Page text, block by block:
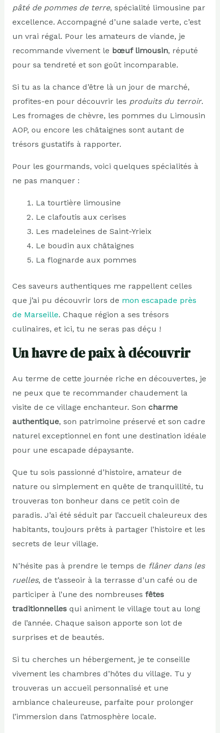
pâté de pommes de terre, spécialité limousine par
excellence. Accompagné d’une salade verte, c’est
un vrai régal. Pour les amateurs de viande, je
recommande vivement le bœuf limousin, réputé
pour sa tendreté et son goût incomparable.
Si tu as la chance d’être là un jour de marché,
profites-en pour découvrir les produits du terroir.
Les fromages de chèvre, les pommes du Limousin
AOP, ou encore les châtaignes sont autant de
trésors gustatifs à rapporter.
Pour les gourmands, voici quelques spécialités à
ne pas manquer :
La tourtière limousine
Le clafoutis aux cerises
Les madeleines de Saint-Yrieix
Le boudin aux châtaignes
La flognarde aux pommes
Ces saveurs authentiques me rappellent celles
que j’ai pu découvrir lors de mon escapade près
de Marseille. Chaque région a ses trésors
culinaires, et ici, tu ne seras pas déçu !
Un havre de paix à découvrir
Au terme de cette journée riche en découvertes, je
ne peux que te recommander chaudement la
visite de ce village enchanteur. Son charme
authentique, son patrimoine préservé et son cadre
naturel exceptionnel en font une destination idéale
pour une escapade dépaysante.
Que tu sois passionné d’histoire, amateur de
nature ou simplement en quête de tranquillité, tu
trouveras ton bonheur dans ce petit coin de
paradis. J’ai été séduit par l’accueil chaleureux des
habitants, toujours prêts à partager l’histoire et les
secrets de leur village.
N’hésite pas à prendre le temps de flâner dans les
ruelles, de t’asseoir à la terrasse d’un café ou de
participer à l’une des nombreuses fêtes
traditionnellesqui animent le village tout au long
de l’année. Chaque saison apporte son lot de
surprises et de beautés.
Si tu cherches un hébergement, je te conseille
vivement les chambres d’hôtes du village. Tu y
trouveras un accueil personnalisé et une
ambiance chaleureuse, parfaite pour prolonger
l’immersion dans l’atmosphère locale.